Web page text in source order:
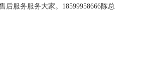
服务服务大家。18599958666陈总